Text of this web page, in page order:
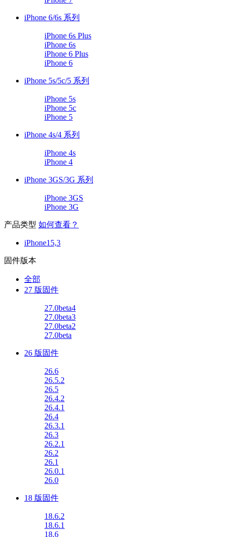
iPhone 6/6s 系列
iPhone 6s Plus
iPhone 6s
iPhone 6 Plus
iPhone 6
iPhone 5s/5c/5 系列
iPhone 5s
iPhone 5c
iPhone 5
iPhone 4s/4 系列
iPhone 4s
iPhone 4
iPhone 3GS/3G 系列
iPhone 3GS
iPhone 3G
产品类型 如何查看？
iPhone15,3
固件版本
全部
27 版固件
27.0beta4
27.0beta3
27.0beta2
27.0beta
26 版固件
26.6
26.5.2
26.5
26.4.2
26.4.1
26.4
26.3.1
26.3
26.2.1
26.2
26.1
26.0.1
26.0
18 版固件
18.6.2
18.6.1
18.6